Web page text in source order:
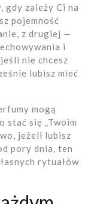
gdy zależy Ci na
pojemność
z drugiej —
i
nie chcesz
lubisz mieć
mogą
stać się „Twoim
jeżeli lubisz
pory dnia, ten
rytuałów